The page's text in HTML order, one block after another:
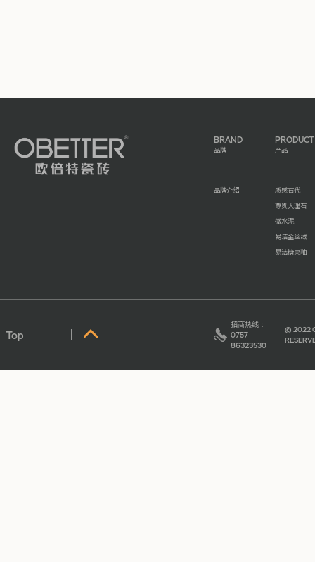
BRAND
品牌
品牌介绍
PRODUCT
产品
质感石代
尊贵大理石
微水泥
易洁金丝绒
易洁糖果釉
Top
招商热线：
0757-
86323530
© 2022